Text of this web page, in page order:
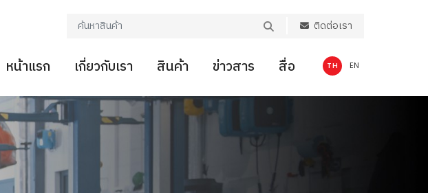
ติดต่อเรา
TH EN
หน้าแรก เกี่ยวกับเรา สินค้า ข่าวสาร สื่อ